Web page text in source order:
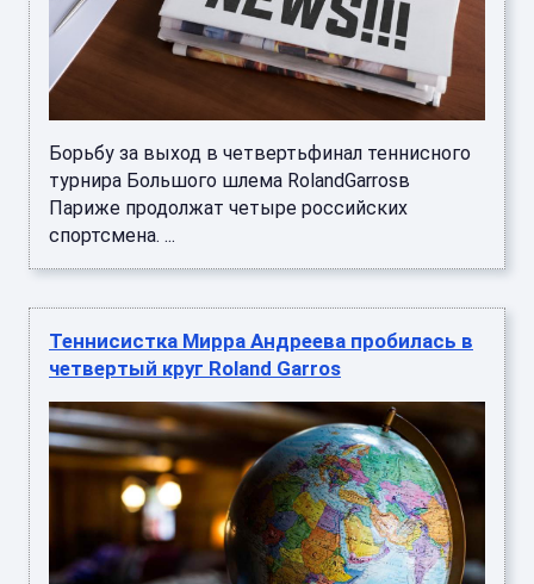
Борьбу за выход в четвертьфинал теннисного
турнира Большого шлема RolandGarrosв
Париже продолжат четыре российских
спортсмена. ...
Теннисистка Мирра Андреева пробилась в
четвертый круг Roland Garros